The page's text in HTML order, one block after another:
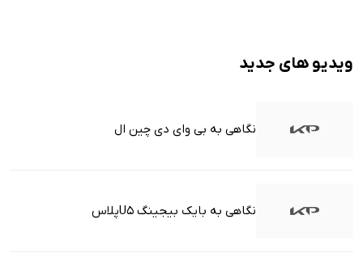
ویدیو های جدید
نگاهی به بی وای دی چین ال
نگاهی به بایک بیجینگ U5پلاس